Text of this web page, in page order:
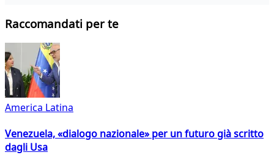
Raccomandati per te
America Latina
Venezuela, «dialogo nazionale» per un futuro già scritto
dagli Usa